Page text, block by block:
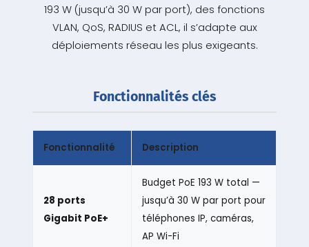
193 W (jusqu’à 30 W par port), des fonctions
VLAN, QoS, RADIUS et ACL, il s’adapte aux
déploiements réseau les plus exigeants.
Fonctionnalités clés
Fonctionnalité Description
28 ports
Gigabit PoE+
Budget PoE 193 W total —
jusqu’à 30 W par port pour
téléphones IP, caméras,
AP Wi-Fi